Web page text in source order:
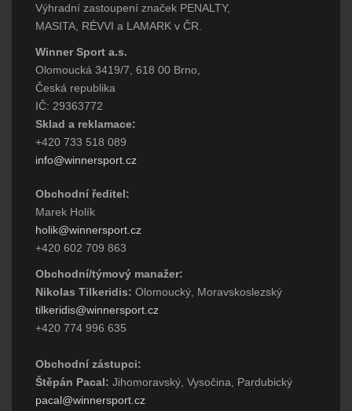
Výhradní zastoupení značek PENALTY,
MASITA, RÉVVI a LAMARK v ČR.
Winner Sport a.s.
Olomoucká 3419/7, 618 00 Brno,
Česká republika
IČ: 29363772
Sklad a reklamace:
+420 733 518 089
info@winnersport.cz
Obchodní ředitel:
Marek Holík
holik@winnersport.cz
+420 602 709 863
Obchodní/týmový manažer:
Nikolas Tilkeridis: Olomoucký, Moravskoslezský
tilkeridis@winnersport.cz
+420 774 996 635
Obchodní zástupci:
Štěpán Pacal: Jihomoravský, Vysočina, Pardubický
pacal@winnersport.cz